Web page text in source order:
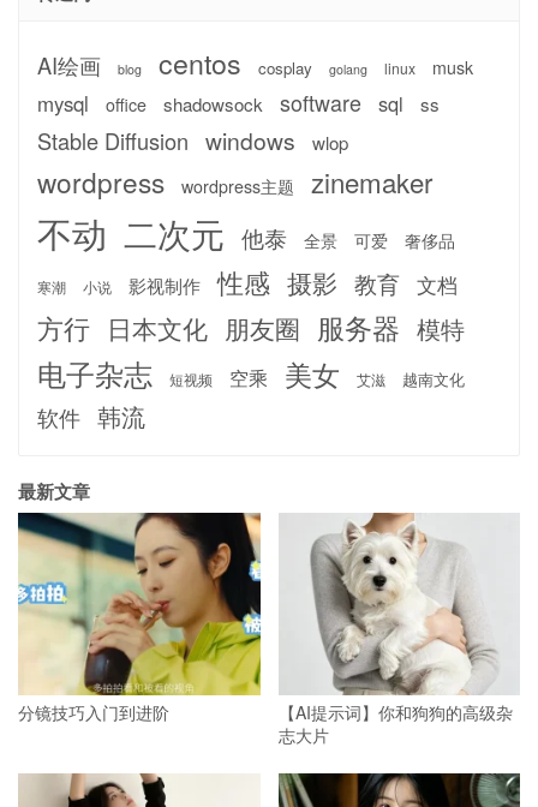
AI绘画 blog centos cosplay golang linux musk
mysql office shadowsock software sql ss
Stable Diffusion windows wlop
wordpress wordpress主题 zinemaker
不动 二次元 他泰 全景 可爱 奢侈品
寒潮 小说 影视制作 性感 摄影 教育 文档
方行 日本文化 朋友圈 服务器 模特
电子杂志 短视频 空乘 美女 艾滋 越南文化
软件 韩流
最新文章
分镜技巧入门到进阶
【AI提示词】你和狗狗的高级杂
志大片